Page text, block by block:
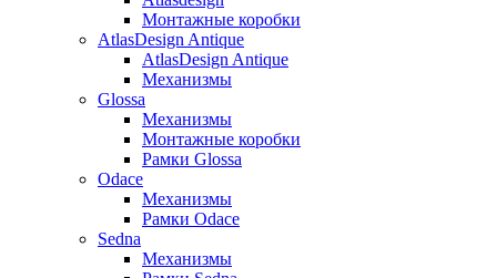
Монтажные коробки
AtlasDesign Antique
AtlasDesign Antique
Механизмы
Glossa
Механизмы
Монтажные коробки
Рамки Glossa
Odace
Механизмы
Рамки Odace
Sedna
Механизмы